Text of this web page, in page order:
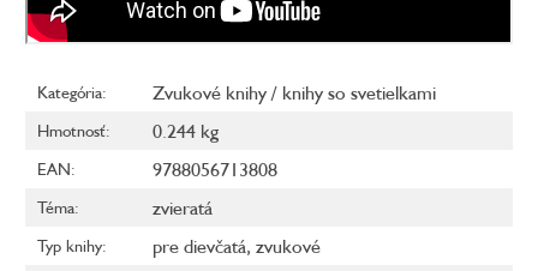
Kategória: Zvukové knihy / knihy so svetielkami
Hmotnosť: 0.244 kg
EAN: 9788056713808
Téma: zvieratá
Typ knihy: pre dievčatá, zvukové